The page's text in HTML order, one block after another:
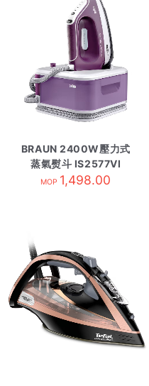
BRAUN 2400W壓力式
蒸氣熨斗 IS2577VI
MOP 1,498.00